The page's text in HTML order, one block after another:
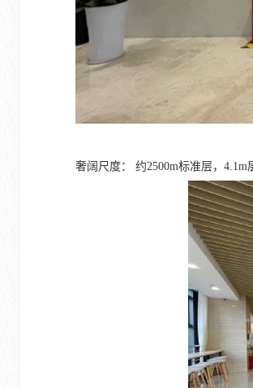
奢阔尺度： 约2500m标准层，